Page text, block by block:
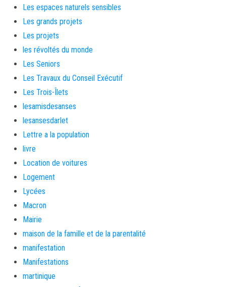
Les espaces naturels sensibles
Les grands projets
Les projets
les révoltés du monde
Les Seniors
Les Travaux du Conseil Exécutif
Les Trois-Îlets
lesamisdesanses
lesansesdarlet
Lettre a la population
livre
Location de voitures
Logement
Lycées
Macron
Mairie
maison de la famille et de la parentalité
manifestation
Manifestations
martinique